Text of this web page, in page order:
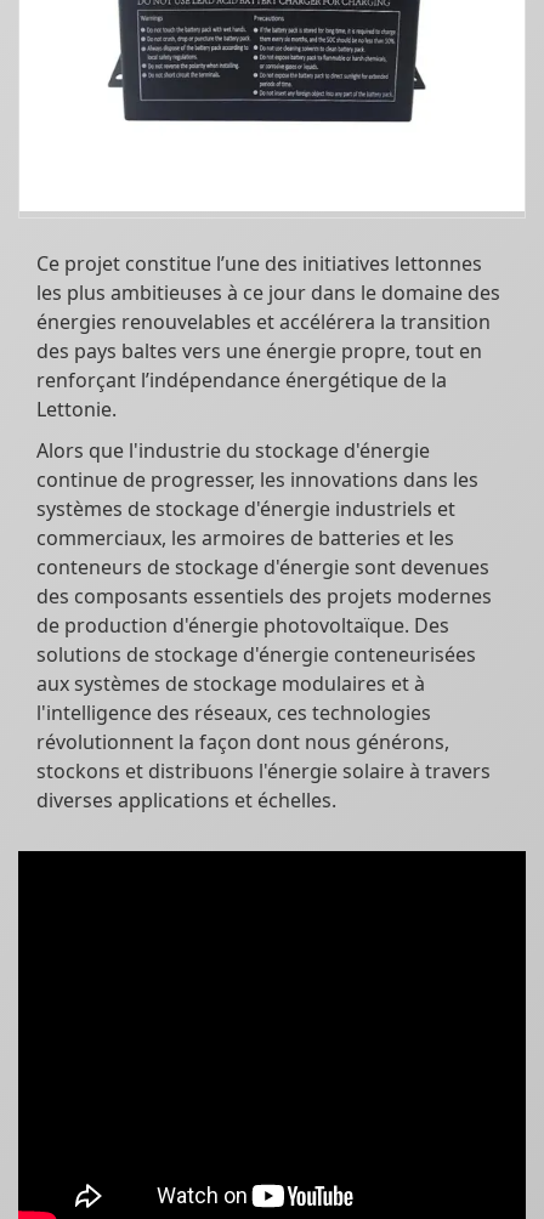
Ce projet constitue l’une des initiatives lettonnes
les plus ambitieuses à ce jour dans le domaine des
énergies renouvelables et accélérera la transition
des pays baltes vers une énergie propre, tout en
renforçant l’indépendance énergétique de la
Lettonie.
Alors que l'industrie du stockage d'énergie
continue de progresser, les innovations dans les
systèmes de stockage d'énergie industriels et
commerciaux, les armoires de batteries et les
conteneurs de stockage d'énergie sont devenues
des composants essentiels des projets modernes
de production d'énergie photovoltaïque. Des
solutions de stockage d'énergie conteneurisées
aux systèmes de stockage modulaires et à
l'intelligence des réseaux, ces technologies
révolutionnent la façon dont nous générons,
stockons et distribuons l'énergie solaire à travers
diverses applications et échelles.